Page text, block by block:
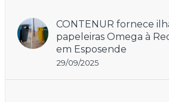
CONTENUR fornece
papeleiras Omega à
em Esposende
29/09/2025